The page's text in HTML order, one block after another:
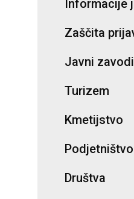
Informacije
Zaščita
Javni zavodi
Turizem
Kmetijstvo
Podjetništvo
Društva